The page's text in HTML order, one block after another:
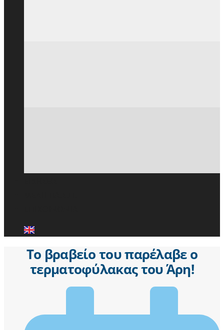
Το βραβείο του παρέλαβε ο
τερματοφύλακας του Άρη!